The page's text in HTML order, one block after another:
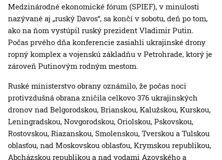
Medzinárodné ekonomické fórum (SPIEF), v minulosti
nazývané aj „ruský Davos“, sa končí v sobotu, deň po tom,
ako na ňom vystúpil ruský prezident Vladimir Putin.
Počas prvého dňa konferencie zasiahli ukrajinské drony
ropný komplex a vojenskú základňu v Petrohrade, ktorý je
zároveň Putinovým rodným mestom.
Ruské ministerstvo obrany oznámilo, že počas noci
protivzdušná obrana zničila celkovo 376 ukrajinských
dronov nad Belgorodskou, Brianskou, Kalužskou, Kurskou,
Leningradskou, Novgorodskou, Oriolskou, Pskovskou,
Rostovskou, Riazanskou, Smolenskou, Tverskou a Tulskou
oblasťou, nad Moskovskou oblasťou, Krymskou republikou,
Abcházskou republikou a nad vodami Azovského a